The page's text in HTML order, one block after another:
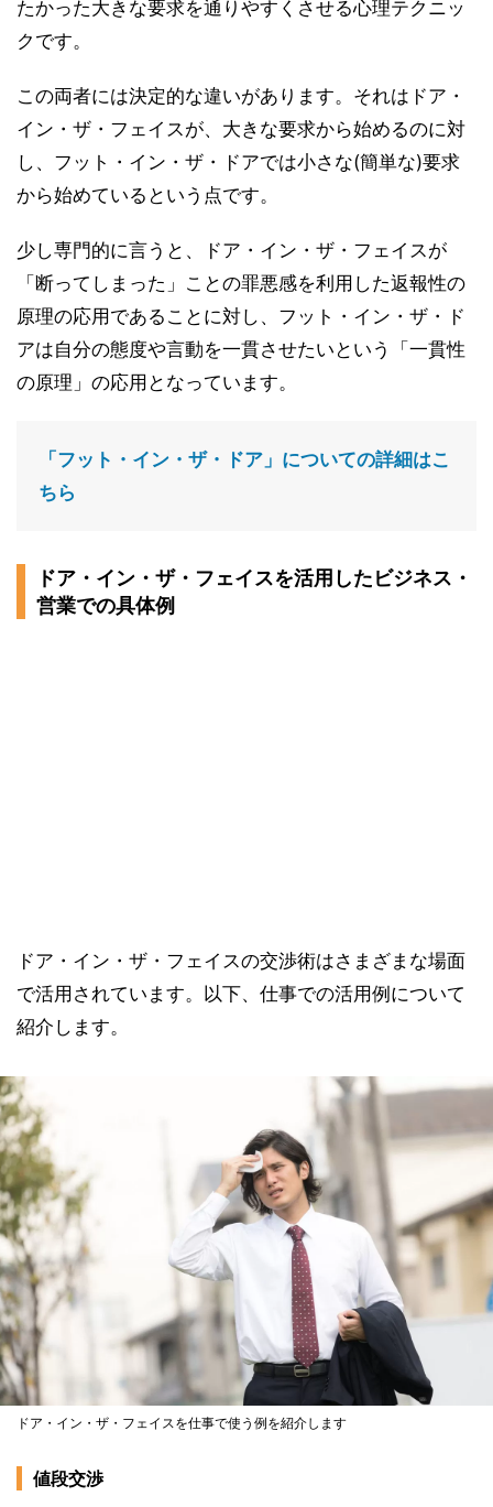
たかった大きな要求を通りやすくさせる心理テクニッ
クです。
この両者には決定的な違いがあります。それはドア・
イン・ザ・フェイスが、大きな要求から始めるのに対
し、フット・イン・ザ・ドアでは小さな(簡単な)要求
から始めているという点です。
少し専門的に言うと、ドア・イン・ザ・フェイスが
「断ってしまった」ことの罪悪感を利用した返報性の
原理の応用であることに対し、フット・イン・ザ・ド
アは自分の態度や言動を一貫させたいという「一貫性
の原理」の応用となっています。
「フット・イン・ザ・ドア」についての詳細はこ
ちら
ドア・イン・ザ・フェイスを活用したビジネス・
営業での具体例
ドア・イン・ザ・フェイスの交渉術はさまざまな場面
で活用されています。以下、仕事での活用例について
紹介します。
ドア・イン・ザ・フェイスを仕事で使う例を紹介します
値段交渉